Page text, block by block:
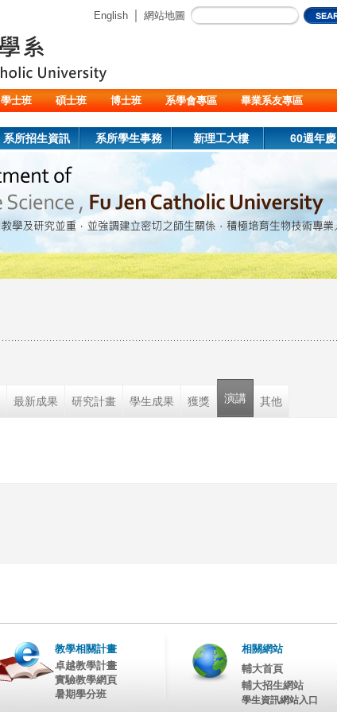
English 網站地圖
學士班 碩士班 博士班 系學會專區
畢業系友專區
系所招生資訊 系所學生事務 新理工大樓 60週年慶
最新成果 研究計畫 學生成果 獲獎 演講 其他
教學相關計畫
卓越教學計畫
實驗教學網頁
暑期學分班
相關網站
輔大首頁
輔大招生網站
學生資訊網站入口